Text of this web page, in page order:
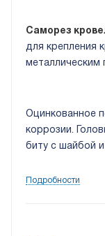
Саморез
для крепления
металлическим
Оцинкованное
коррозии.
биту с шайбой
Подробности